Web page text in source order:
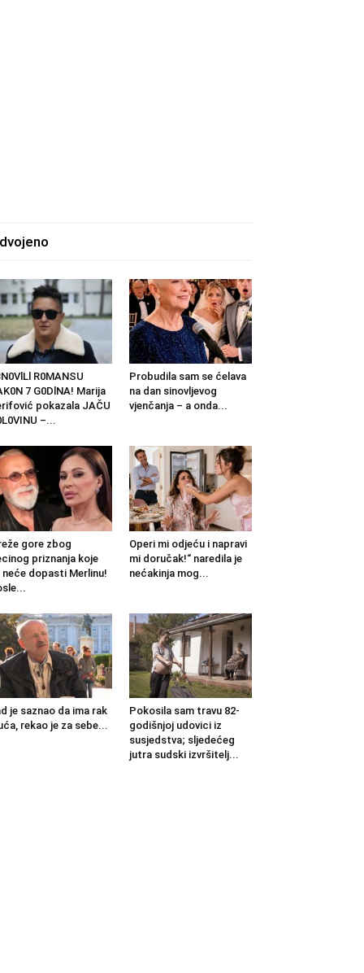
R0MANSU
7 G0DlNA! Marija
pokazala JAČU
–...
Probudila sam se ćelava
na dan sinovljevog
vjenčanja – a onda...
gore zbog
priznanja koje
neće dopasti Merlinu!
Operi mi odjeću i napravi
mi doručak!“ naredila je
nećakinja mog...
je saznao da ima rak
rekao je za sebe...
Pokosila sam travu 82-
godišnjoj udovici iz
susjedstva; sljedećeg
jutra sudski izvršitelj...